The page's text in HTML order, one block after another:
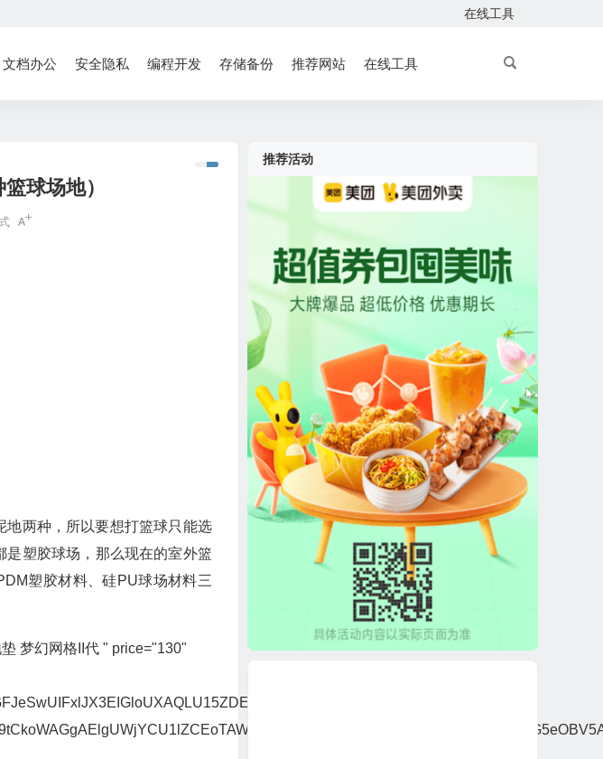
在线工具
文档办公 安全隐私 编程开发 存储备份 推荐网站 在线工具
球场地）
地两种，所以要想打篮球只能选
塑胶球场，那么现在的室外篮
塑胶材料、硅PU球场材料三
梦幻网格II代 " price="130"
推荐活动